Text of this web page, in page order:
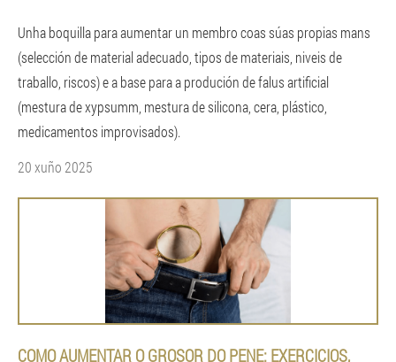
Unha boquilla para aumentar un membro coas súas propias mans
(selección de material adecuado, tipos de materiais, niveis de
traballo, riscos) e a base para a produción de falus artificial
(mestura de xypsumm, mestura de silicona, cera, plástico,
medicamentos improvisados).
20 xuño 2025
COMO AUMENTAR O GROSOR DO PENE: EXERCICIOS,